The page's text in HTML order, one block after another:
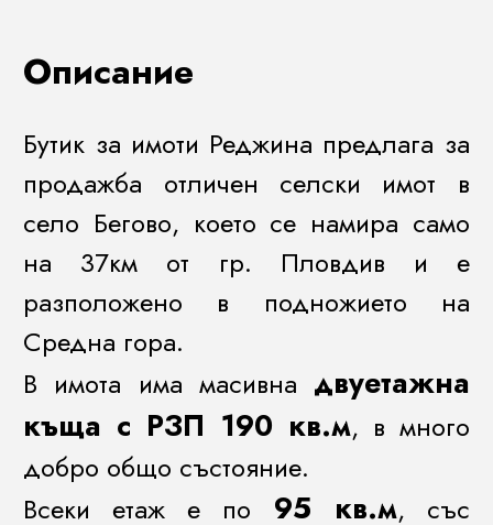
Описание
Бутик за имоти Реджина предлага за
продажба отличен селски имот в
село Бегово, което се намира само
на 37км от гр. Пловдив и е
разположено в подножието на
Средна гора.
В имота има масивна двуетажна
къща с РЗП 190 кв.м, в много
добро общо състояние.
Всеки етаж е по 95 кв.м, със